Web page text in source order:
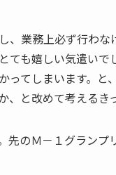
、業務上必ず行わ
ても嬉しい気遣い
ってしまいます。
、と改めて考えるき
先のＭ－１グラン